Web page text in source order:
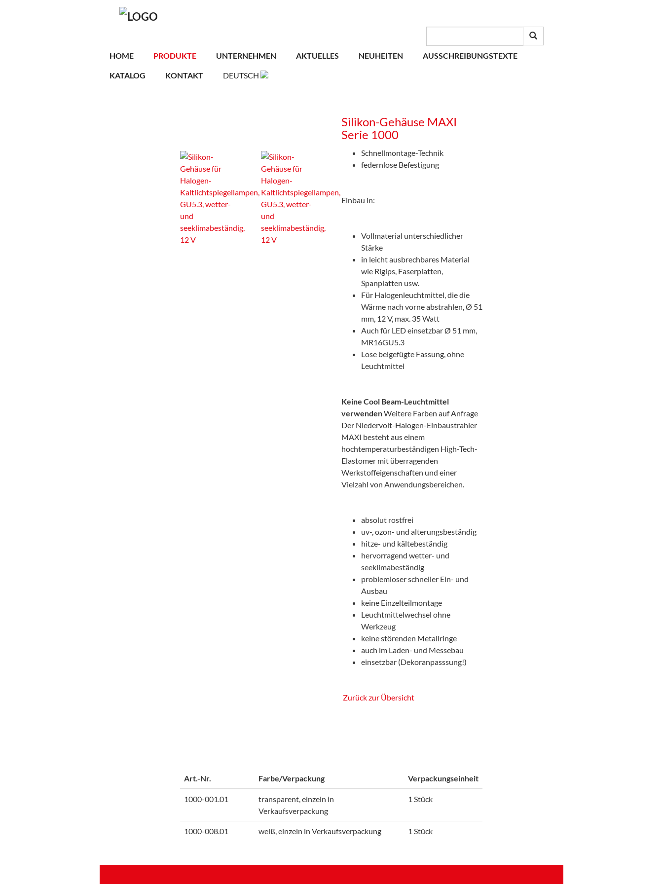
HOME
PRODUKTE UNTERNEHMEN AKTUELLES NEUHEITEN AUSSCHREIBUNGSTEXTE
KATALOG KONTAKT DEUTSCH
Silikon-Gehäuse MAXI
Serie 1000
Schnellmontage-Technik
federnlose Befestigung
Einbau in:
Vollmaterial unterschiedlicher
Stärke
in leicht ausbrechbares Material
wie Rigips, Faserplatten,
Spanplatten usw.
Für Halogenleuchtmittel, die die
Wärme nach vorne abstrahlen, Ø 51
mm, 12 V, max. 35 Watt
Auch für LED einsetzbar Ø 51 mm,
MR16GU5.3
Lose beigefügte Fassung, ohne
Leuchtmittel
Keine Cool Beam-Leuchtmittel
verwendenWeitere Farben auf Anfrage
Der Niedervolt-Halogen-Einbaustrahler
MAXI besteht aus einem
hochtemperaturbeständigen High-Tech-
Elastomer mit überragenden
Werkstoffeigenschaften und einer
Vielzahl von Anwendungsbereichen.
absolut rostfrei
uv-, ozon- und alterungsbeständig
hitze- und kältebeständig
hervorragend wetter- und
seeklimabeständig
problemloser schneller Ein- und
Ausbau
keine Einzelteilmontage
Leuchtmittelwechsel ohne
Werkzeug
keine störenden Metallringe
auch im Laden- und Messebau
einsetzbar (Dekoranpasssung!)
Zurück zur Übersicht
Art.-Nr. Farbe/Verpackung Verpackungseinheit
1000-001.01
transparent, einzeln in
Verkaufsverpackung
1 Stück
1000-008.01 weiß, einzeln in Verkaufsverpackung 1 Stück